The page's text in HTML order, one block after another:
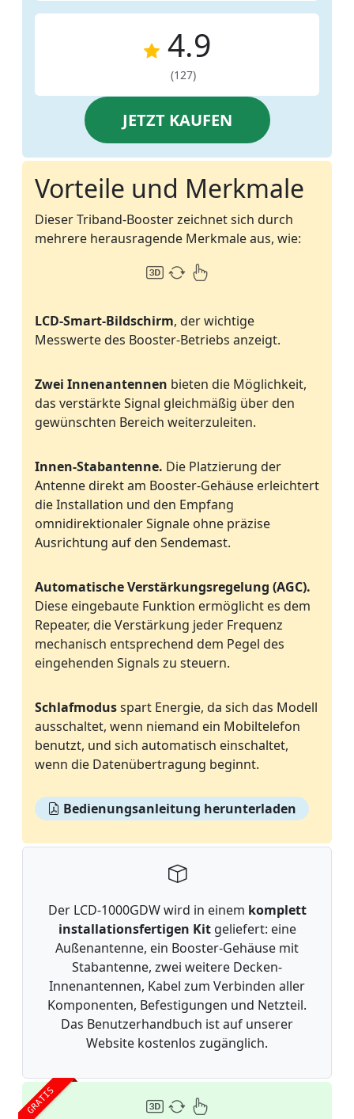
4.9
(127)
JETZT KAUFEN
Vorteile und Merkmale
Dieser Triband-Booster zeichnet sich durch
mehrere herausragende Merkmale aus, wie:
LCD-Smart-Bildschirm, der wichtige
Messwerte des Booster-Betriebs anzeigt.
Zwei Innenantennen bieten die Möglichkeit,
das verstärkte Signal gleichmäßig über den
gewünschten Bereich weiterzuleiten.
Innen-Stabantenne. Die Platzierung der
Antenne direkt am Booster-Gehäuse erleichtert
die Installation und den Empfang
omnidirektionaler Signale ohne präzise
Ausrichtung auf den Sendemast.
Automatische Verstärkungsregelung (AGC).
Diese eingebaute Funktion ermöglicht es dem
Repeater, die Verstärkung jeder Frequenz
mechanisch entsprechend dem Pegel des
eingehenden Signals zu steuern.
Schlafmodusspart Energie, da sich das Modell
ausschaltet, wenn niemand ein Mobiltelefon
benutzt, und sich automatisch einschaltet,
wenn die Datenübertragung beginnt.
Bedienungsanleitung herunterladen
Der LCD-1000GDW wird in einem komplett
installationsfertigen Kitgeliefert: eine
Außenantenne, ein Booster-Gehäuse mit
Stabantenne, zwei weitere Decken-
Innenantennen, Kabel zum Verbinden aller
Komponenten, Befestigungen und Netzteil.
Das Benutzerhandbuch ist auf unserer
Website kostenlos zugänglich.
GRATIS